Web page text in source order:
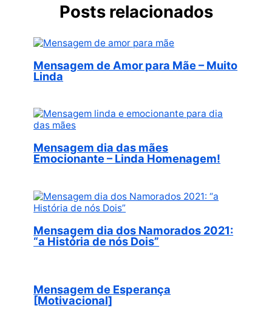
Posts relacionados
Mensagem de Amor para Mãe – Muito
Linda
Mensagem dia das mães
Emocionante – Linda Homenagem!
Mensagem dia dos Namorados 2021:
“a História de nós Dois”
Mensagem de Esperança
[Motivacional]